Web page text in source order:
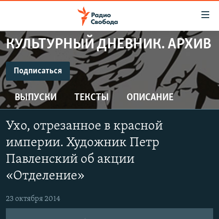
упрощенного
доступа
Вернуться
к
основному
содержанию
Вернутся
главной
навигации
Вернутся
поиску
ПРОГРАММЫ
ПОДКАСТЫ
АВТОРСКИЕ ПРОЕКТЫ
ЦИТАТЫ СВОБОДЫ
МНЕНИЯ
КУЛЬТУРА
IDEL.РЕАЛИИ
КАВКАЗ.РЕАЛИИ
СЕВЕР.РЕАЛИИ
СИБИРЬ.РЕАЛИИ
КУЛЬТУРНЫЙ ДНЕВНИК. АРХИВ
Подписаться
ПОДПИСАТЬСЯ
Подписаться
ВЫПУСКИ ТЕКСТЫ ОПИСАНИЕ
Ухо, отрезанное в красной
империи. Художник Петр
Павленский об акции
«Отделение»
23 октября 2014